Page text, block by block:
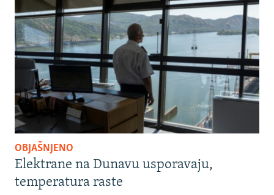
OBJAŠNJENO
Elektrane na Dunavu usporavaju,
temperatura raste